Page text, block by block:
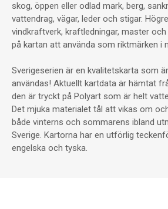
skog, öppen eller odlad mark, berg,
vattendrag, vägar, leder och stigar.
vindkraftverk, kraftledningar, master
på kartan att använda som riktmärken i
Sverigeserien är en kvalitetskarta som
användas! Aktuellt kartdata är hämtat
den är tryckt på Polyart som är helt
Det mjuka materialet tål att vikas om
både vinterns och sommarens ibland
Sverige. Kartorna har en utförlig
engelska och tyska.